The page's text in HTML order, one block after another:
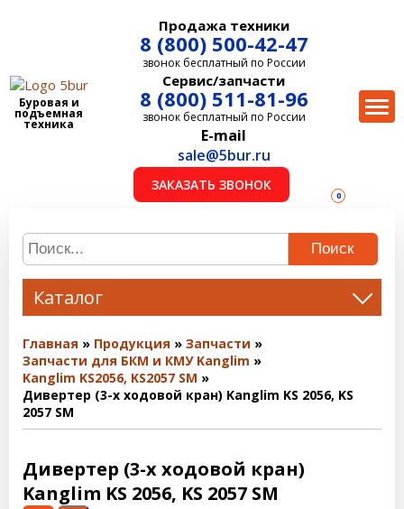
Буровая и
подъемная
техника
Продажа техники
8 (800) 500-42-47
звонок бесплатный по России
Сервис/запчасти
8 (800) 511-81-96
звонок бесплатный по России
E-mail
sale@5bur.ru
ЗАКАЗАТЬ ЗВОНОК
0
Поиск
Каталог
Главная Продукция
Запчасти
Запчасти для БКМ и КМУ Kanglim
Kanglim KS2056, KS2057 SM
Дивертер (3-х ходовой кран) Kanglim KS 2056, KS
2057 SM
Дивертер (3-х ходовой кран)
Kanglim KS 2056, KS 2057 SM